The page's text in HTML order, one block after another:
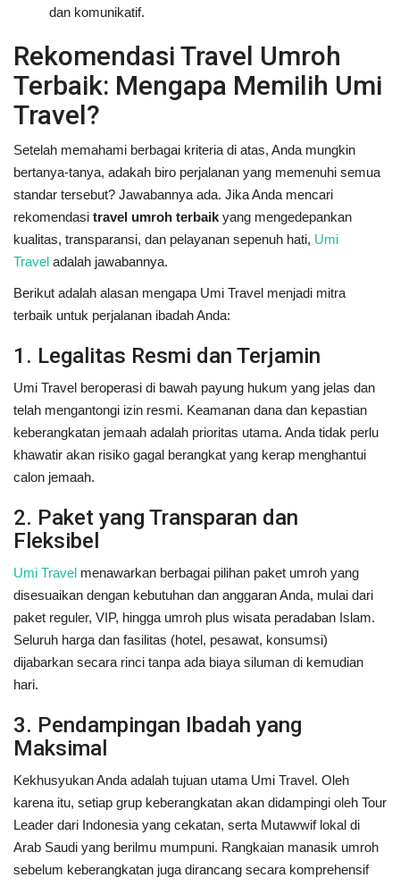
dan komunikatif.
Rekomendasi Travel Umroh
Terbaik: Mengapa Memilih Umi
Travel?
Setelah memahami berbagai kriteria di atas, Anda mungkin
bertanya-tanya, adakah biro perjalanan yang memenuhi semua
standar tersebut? Jawabannya ada. Jika Anda mencari
rekomendasi travel umroh terbaik yang mengedepankan
kualitas, transparansi, dan pelayanan sepenuh hati, Umi
Travel adalah jawabannya.
Berikut adalah alasan mengapa Umi Travel menjadi mitra
terbaik untuk perjalanan ibadah Anda:
1. Legalitas Resmi dan Terjamin
Umi Travel beroperasi di bawah payung hukum yang jelas dan
telah mengantongi izin resmi. Keamanan dana dan kepastian
keberangkatan jemaah adalah prioritas utama. Anda tidak perlu
khawatir akan risiko gagal berangkat yang kerap menghantui
calon jemaah.
2. Paket yang Transparan dan
Fleksibel
Umi Travel menawarkan berbagai pilihan paket umroh yang
disesuaikan dengan kebutuhan dan anggaran Anda, mulai dari
paket reguler, VIP, hingga umroh plus wisata peradaban Islam.
Seluruh harga dan fasilitas (hotel, pesawat, konsumsi)
dijabarkan secara rinci tanpa ada biaya siluman di kemudian
hari.
3. Pendampingan Ibadah yang
Maksimal
Kekhusyukan Anda adalah tujuan utama Umi Travel. Oleh
karena itu, setiap grup keberangkatan akan didampingi oleh Tour
Leader dari Indonesia yang cekatan, serta Mutawwif lokal di
Arab Saudi yang berilmu mumpuni. Rangkaian manasik umroh
sebelum keberangkatan juga dirancang secara komprehensif